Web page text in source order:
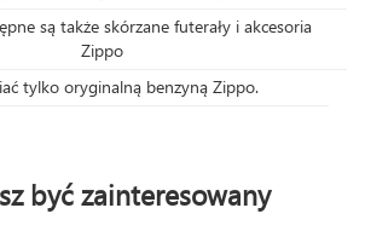
są także skórzane futerały i akcesoria
Zippo
tylko oryginalną benzyną Zippo.
być zainteresowany